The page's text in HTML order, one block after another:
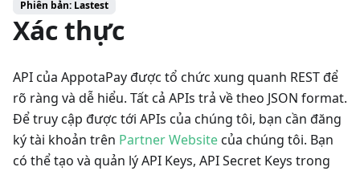
Phiên bản: Lastest
Xác thực
API của AppotaPay được tổ chức xung quanh REST để
rõ ràng và dễ hiểu. Tất cả APIs trả về theo JSON format.
Để truy cập được tới APIs của chúng tôi, bạn cần đăng
ký tài khoản trên Partner Websitecủa chúng tôi. Bạn
có thể tạo và quản lý API Keys, API Secret Keys trong